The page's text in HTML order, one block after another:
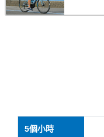
5個小時